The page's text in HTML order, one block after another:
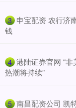
3 申宝配资 农行济
钱
4 港陆证券官网 “
热潮将持续”
5 南昌配资公司 凯